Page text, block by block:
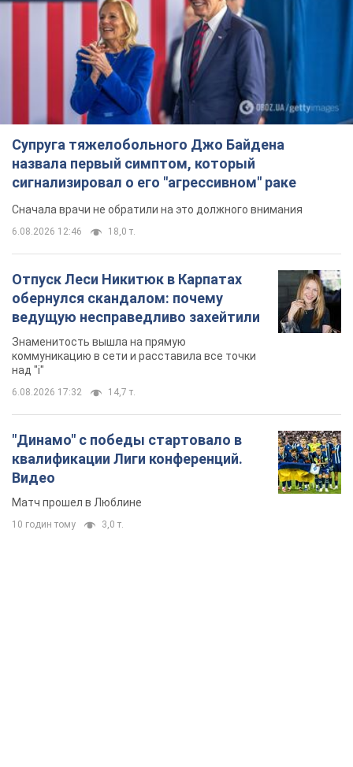
назвала первый симптом, который
сигнализировал о его "агрессивном" раке
Сначала врачи не обратили на это должного внимания
6.08.2026 12:46 18,0 т.
Отпуск Леси Никитюк в Карпатах
обернулся скандалом: почему
ведущую несправедливо захейтили
Знаменитость вышла на прямую
над "i"
6.08.2026 17:32 14,7 т.
"Динамо" с победы стартовало в
квалификации Лиги конференций.
Видео
Матч прошел в Люблине
10 годин тому